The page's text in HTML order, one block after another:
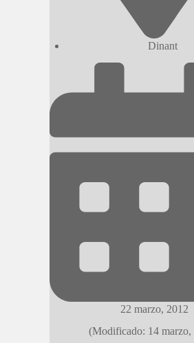
Dinant
22 marzo, 2012
(Modificado: 14 marzo,